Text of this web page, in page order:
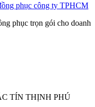
phục trọn gói cho doanh
TÍN THỊNH PHÚ